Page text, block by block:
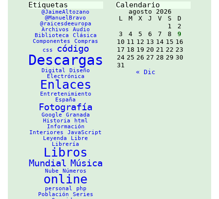
gratuita, en
formato de
audio en
Internet.
https://libriv
ox.org/pages/a
bout-librivox/
Etiquetas
@JaimeAltozano
@ManuelBravo
@raicesdeeuropa
Archivos
Audio
Biblioteca
Clásica
Componentes
Compras
css
código
Descargas
Digital
Diseño
Electrónica
Enlaces
Entretenimiento
España
Fotografía
Google
Granada
Historia
html
Información
Interiores
JavaScript
Leyenda
Libre
Librería
Libros
Mundial Música
Nube Números
online
personal
php
Población
Series
Calendario
agosto 2026
L
M X J V S
D
1
2
3
4 5 6 7 8
9
10 11 12 13 14 15 16
17 18 19 20 21 22 23
24 25 26 27 28 29 30
31
« Dic